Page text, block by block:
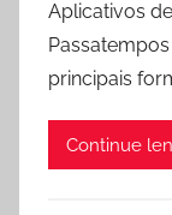
Aplicativos
principais
Continue